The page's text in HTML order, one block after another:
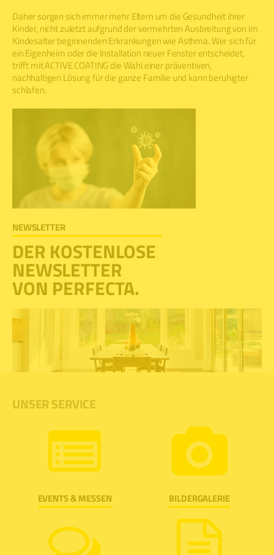
Daher sorgen sich immer mehr Eltern um die Gesundheit ihrer
Kinder, nicht zuletzt aufgrund der vermehrten Ausbreitung von im
Kindesalter beginnenden Erkrankungen wie Asthma. Wer sich für
ein Eigenheim oder die Installation neuer Fenster entscheidet,
trifft mit ACTIVE COATING die Wahl einer präventiven,
nachhaltigen Lösung für die ganze Familie und kann beruhigter
schlafen.
NEWSLETTER
DER KOSTENLOSE
NEWSLETTER
VON PERFECTA.
UNSER SERVICE
EVENTS & MESSEN BILDERGALERIE